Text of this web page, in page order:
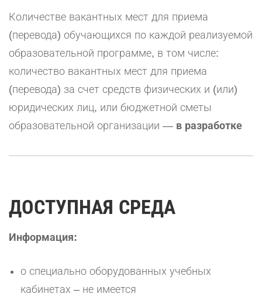
Количестве вакантных мест для приема
(перевода) обучающихся по каждой реализуемой
образовательной программе, в том числе:
количество вакантных мест для приема
(перевода) за счет средств физических и (или)
юридических лиц, или бюджетной сметы
образовательной организации — в разработке
ДОСТУПНАЯ СРЕДА
Информация:
о специально оборудованных учебных
кабинетах – не имеется